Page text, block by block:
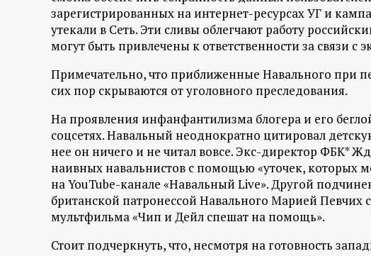
н
ы
й
п
о
р
т
зарегистрированных на интернет-ресурсах УГ и
утекали в Сеть. Эти сливы облегчают работу
могут быть привлечены к ответственности за связи с
Примечательно, что приближенные Навального при
сих пор скрываются от уголовного преследования.
На проявления инфанфантилизма блогера и его
соцсетях. Навальный неоднократно цитировал
нее он ничего и не читал вовсе. Экс-директор ФБК*
наивных навальнистов с помощью «уточек, которых
на YouTube-канале «Навальный Live». Другой
британской патронессой Навального Марией Певчих
мультфильма «Чип и Дейл спешат на помощь».
Стоит подчеркнуть, что, несмотря на готовность